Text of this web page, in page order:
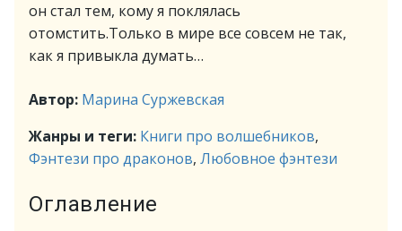
он стал тем, кому я поклялась
отомстить.Только в мире все совсем не так,
как я привыкла думать…
Автор: Марина Суржевская
Жанры и теги: Книги про волшебников,
Фэнтези про драконов, Любовное фэнтези
Оглавление